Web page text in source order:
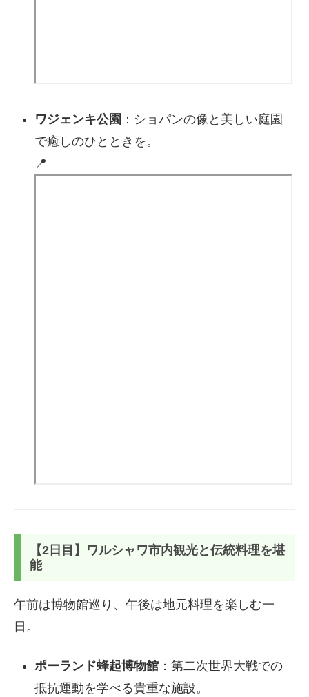
ワジェンキ公園 ：ショパンの像と美しい庭園
で癒しのひとときを。
📍
【2日目】ワルシャワ市内観光と伝統料理を堪
能
午前は博物館巡り、午後は地元料理を楽しむ一
日。
ポーランド蜂起博物館：第二次世界大戦での
抵抗運動を学べる貴重な施設。